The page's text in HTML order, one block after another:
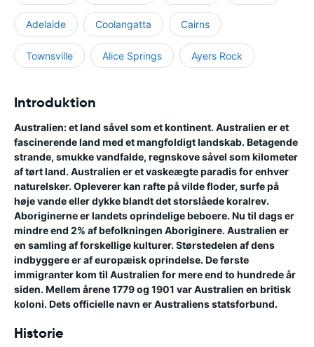
Adelaide Coolangatta Cairns
Townsville Alice Springs Ayers Rock
Introduktion
Australien: et land såvel som et kontinent. Australien er et
fascinerende land med et mangfoldigt landskab. Betagende
strande, smukke vandfalde, regnskove såvel som kilometer
af tørt land. Australien er et vaskeægte paradis for enhver
naturelsker. Opleverer kan rafte på vilde floder, surfe på
høje vande eller dykke blandt det storslåede koralrev.
Aboriginerne er landets oprindelige beboere. Nu til dags er
mindre end 2% af befolkningen Aboriginere. Australien er
en samling af forskellige kulturer. Størstedelen af dens
indbyggere er af europæisk oprindelse. De første
immigranter kom til Australien for mere end to hundrede år
siden. Mellem årene 1779 og 1901 var Australien en britisk
koloni. Dets officielle navn er Australiens statsforbund.
Historie